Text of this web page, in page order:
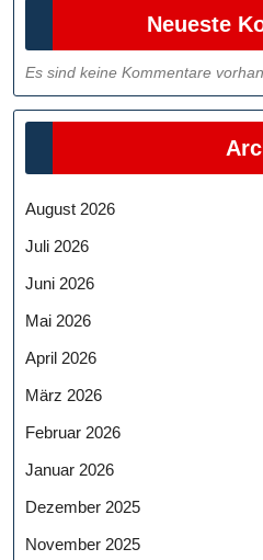
Neueste
Es sind keine Kommentare
August 2026
Juli 2026
Juni 2026
Mai 2026
April 2026
März 2026
Februar 2026
Januar 2026
Dezember 2025
November 2025